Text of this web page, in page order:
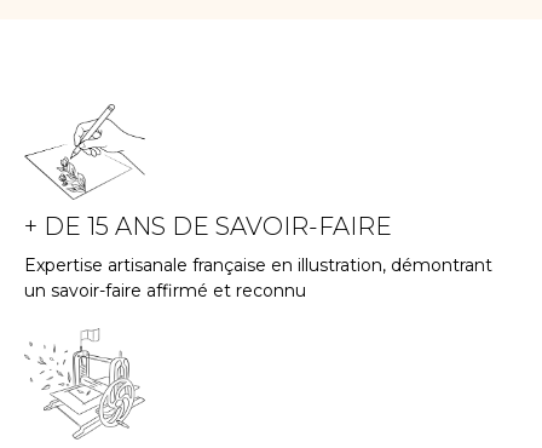
+ DE 15 ANS DE SAVOIR-FAIRE
Expertise artisanale française en illustration, démontrant
un savoir-faire affirmé et reconnu